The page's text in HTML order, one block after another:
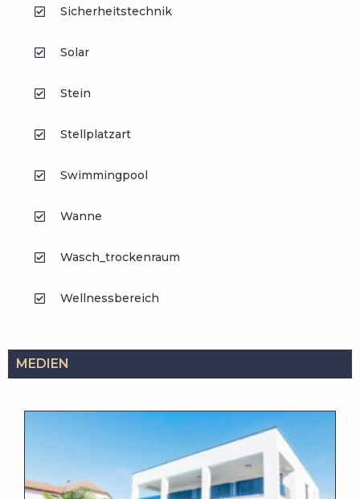
Sicherheitstechnik
Solar
Stein
Stellplatzart
Swimmingpool
Wanne
Wasch_trockenraum
Wellnessbereich
MEDIEN